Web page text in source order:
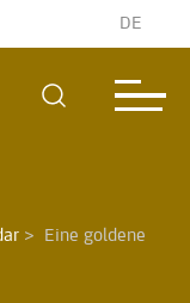
DE
>
Eine goldene